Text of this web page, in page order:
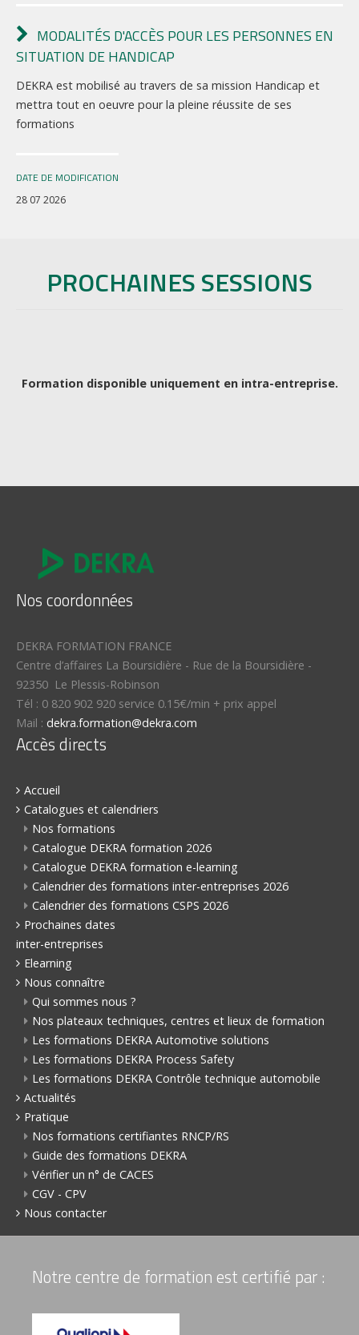
MODALITÉS D'ACCÈS POUR LES PERSONNES EN
SITUATION DE HANDICAP
DEKRA est mobilisé au travers de sa mission Handicap et
mettra tout en oeuvre pour la pleine réussite de ses
formations
DATE DE MODIFICATION
28 07 2026
PROCHAINES SESSIONS
Formation disponible uniquement en intra-entreprise.
Nos coordonnées
DEKRA FORMATION FRANCE
Centre d’affaires La Boursidière - Rue de la Boursidière -
92350 Le Plessis-Robinson
Tél : 0 820 902 920 service 0.15€/min + prix appel
Mail : dekra.formation@dekra.com
Accès directs
Accueil
Catalogues et calendriers
Nos formations
Catalogue DEKRA formation 2026
Catalogue DEKRA formation e-learning
Calendrier des formations inter-entreprises 2026
Calendrier des formations CSPS 2026
Prochaines dates
inter-entreprises
Elearning
Nous connaître
Qui sommes nous ?
Nos plateaux techniques, centres et lieux de formation
Les formations DEKRA Automotive solutions
Les formations DEKRA Process Safety
Les formations DEKRA Contrôle technique automobile
Actualités
Pratique
Nos formations certifiantes RNCP/RS
Guide des formations DEKRA
Vérifier un n° de CACES
CGV - CPV
Nous contacter
Notre centre de formation est certifié par :